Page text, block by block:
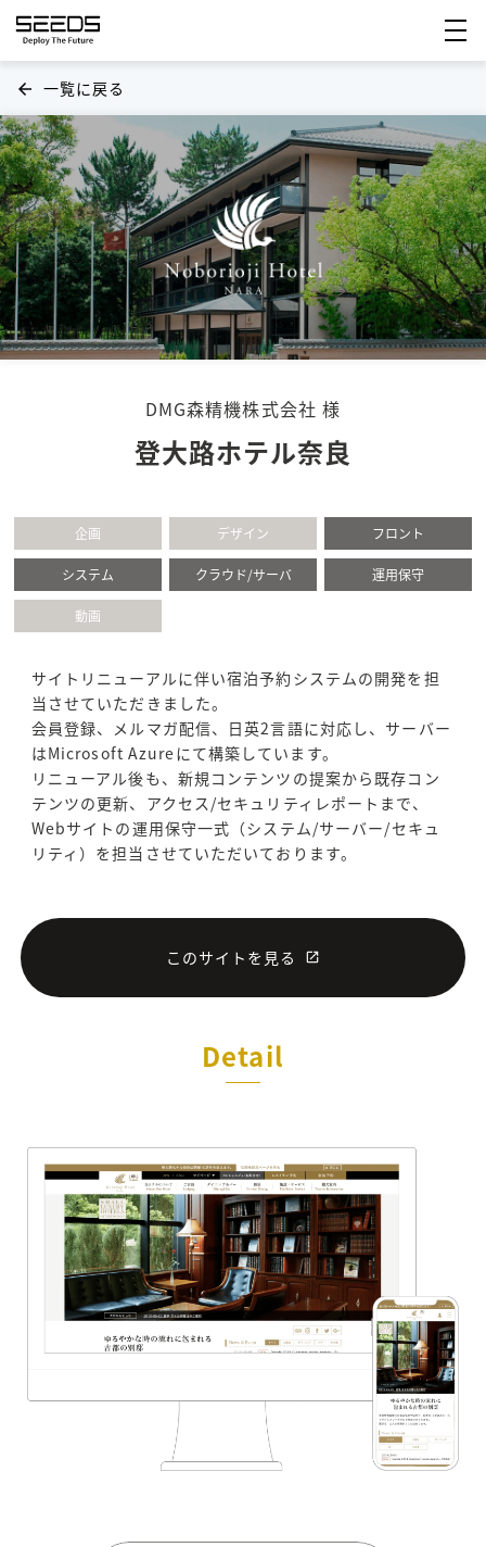
arrow_back 一覧に戻る
DMG森精機株式会社 様
登大路ホテル奈良
企画 デザイン フロント
システム クラウド/サーバ 運用保守
動画
サイトリニューアルに伴い宿泊予約システムの開発を担
当させていただきました。
会員登録、メルマガ配信、日英2言語に対応し、サーバー
はMicrosoft Azureにて構築しています。
リニューアル後も、新規コンテンツの提案から既存コン
テンツの更新、アクセス/セキュリティレポートまで、
Webサイトの運用保守一式（システム/サーバー/セキュ
リティ）を担当させていただいております。
このサイトを見る launch
Detail